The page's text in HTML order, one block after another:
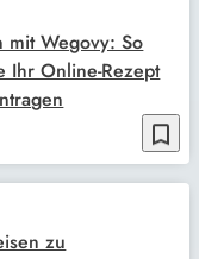
bookmark_border
mit Wegovy: So
Ihr Online-Rezept
zu